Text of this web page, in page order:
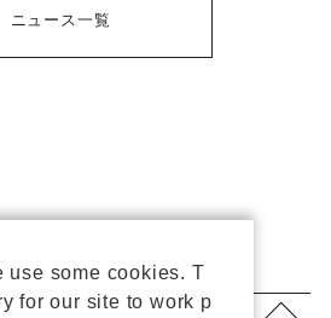
ニュース一覧
use some cookies. T
for our site to work p